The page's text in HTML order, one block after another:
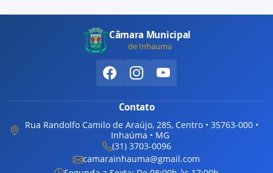
Câmara Municipal
de Inhauma
Contato
Rua Randolfo Camilo de Araújo, 285, Centro • 35763-000 •
Inhaúma • MG
(31) 3703-0096
camarainhauma@gmail.com